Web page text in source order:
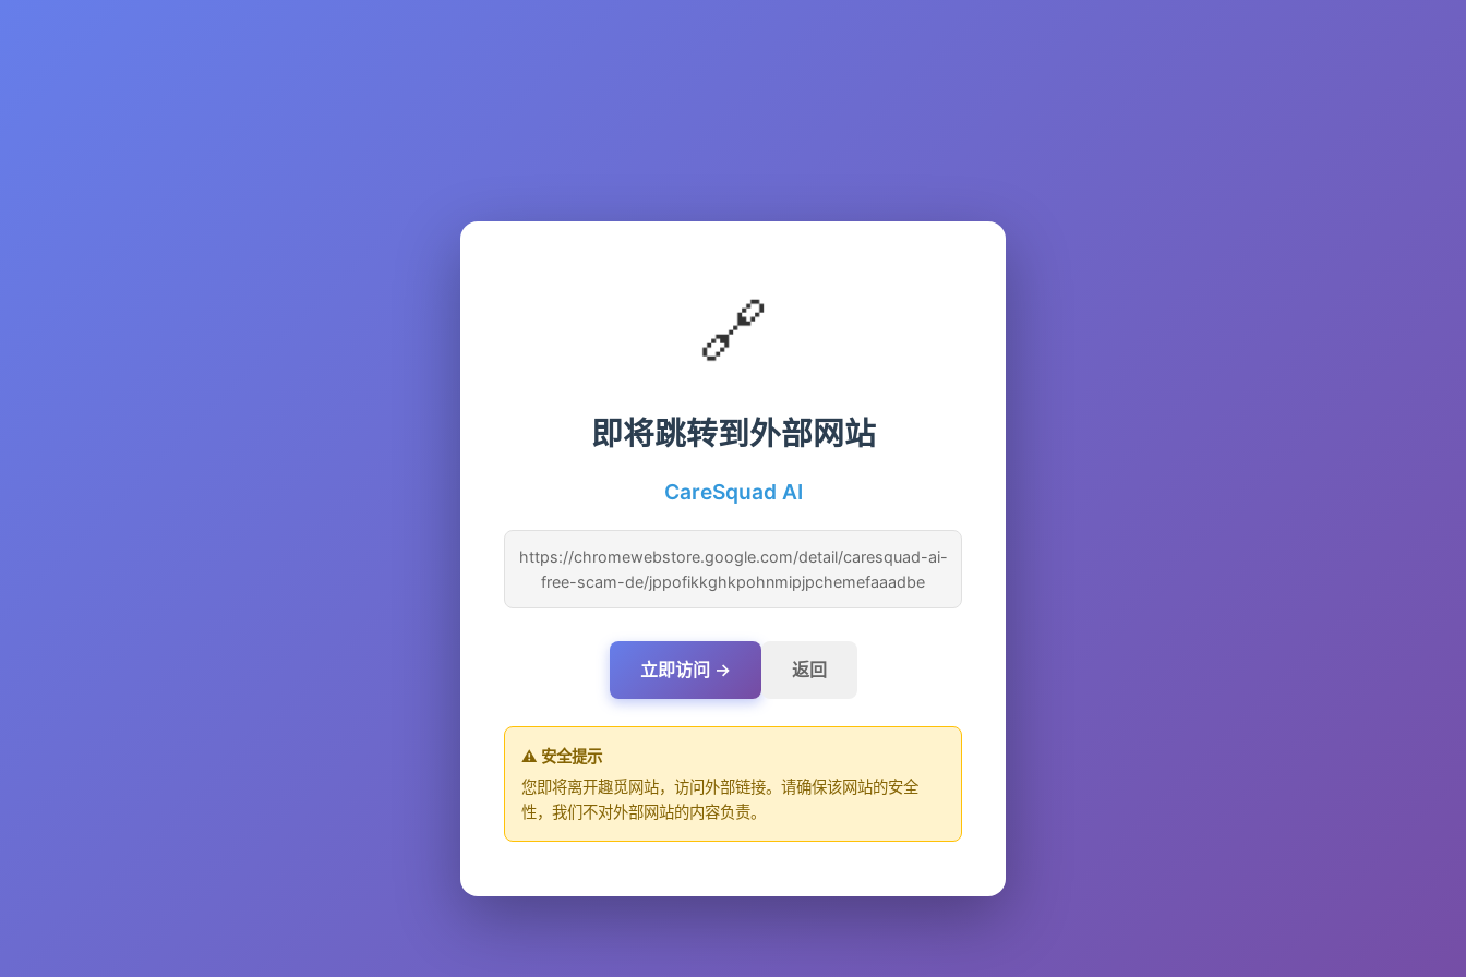
🔗
即将跳转到外部网站
CareSquad AI
https://chromewebstore.google.com/detail/caresquad-ai-
free-scam-de/jppofikkghkpohnmipjpchemefaaadbe
立即访问 → 返回
⚠️ 安全提示
您即将离开趣觅网站，访问外部链接。请确保该网站的安全
性，我们不对外部网站的内容负责。